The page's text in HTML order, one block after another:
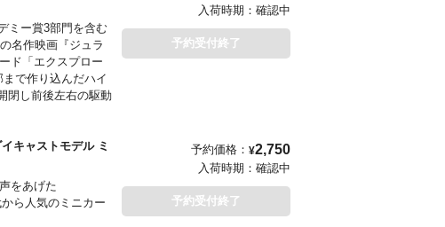
ミー賞3部門を含む
名作映画『ジュラ
ド「エクスプロー
で作り込んだハイ
閉し前後左右の駆動
入荷時期： 確認中
予約受付終了
キャストモデル ミ
をあげた
ら人気のミニカー
予約価格： ¥2,750
入荷時期： 確認中
予約受付終了